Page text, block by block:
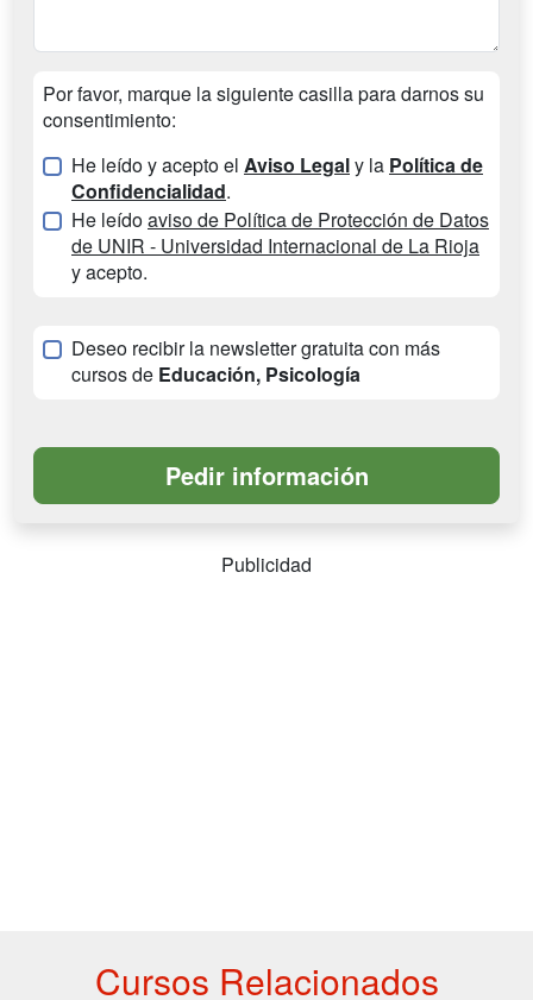
Por favor, marque la siguiente casilla para darnos su
consentimiento:
He leído y acepto el Aviso Legaly la Política de
Confidencialidad.
He leídoaviso de Política de Protección de Datos
de UNIR - Universidad Internacional de La Rioja
y acepto.
Deseo recibir la newsletter gratuita con más
cursos de Educación, Psicología
Publicidad
Cursos Relacionados